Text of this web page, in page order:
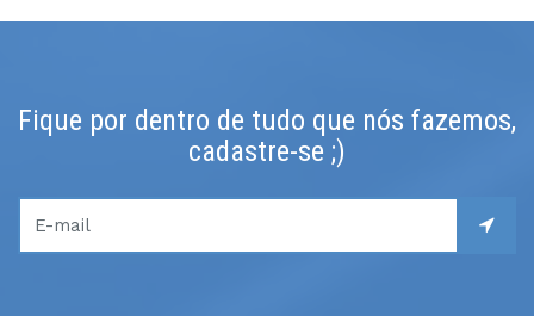
Fique por dentro de tudo que nós fazemos,
cadastre-se ;)